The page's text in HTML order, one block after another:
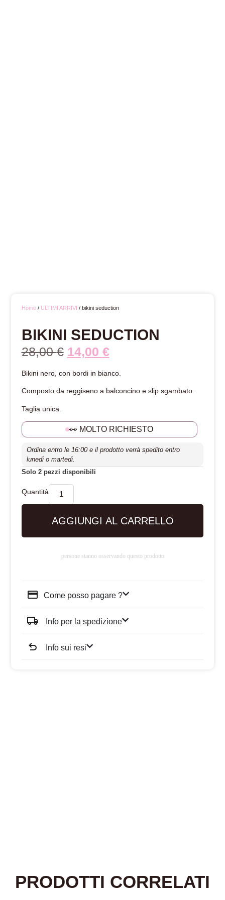
Home/ ULTIMI ARRIVI / bikini seduction
BIKINI SEDUCTION
28,00€ 14,00 €
Bikini nero, con bordi in bianco.
Composto da reggiseno a balconcino e slip sgambato.
Taglia unica.
👀 MOLTO RICHIESTO
Ordina entro le 16:00 e il prodotto verrà spedito entro
lunedi o martedi.
Solo 2 pezzi disponibili
AGGIUNGI AL CARRELLO
persone stanno osservando questo prodotto
Come posso pagare ?
Info per la spedizione
Info sui resi
PRODOTTI CORRELATI